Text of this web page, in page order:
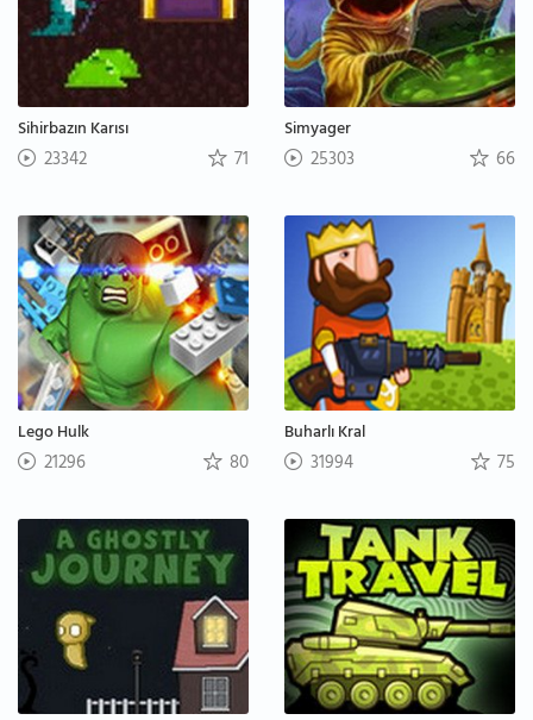
Sihirbazın Karısı
23342 71
Simyager
25303 66
Lego Hulk
21296 80
Buharlı Kral
31994 75